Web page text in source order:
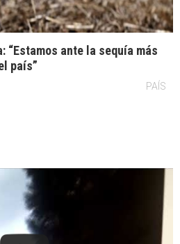
ante la sequía más
país”
PAÍS